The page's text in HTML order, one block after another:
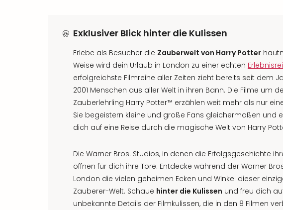
Exklusiver Blick hinter die Kulissen
Erlebe als Besucher die Zauberwelt von Harry Potter
Weise wird dein Urlaub in London zu einer echten
erfolgreichste Filmreihe aller Zeiten zieht bereits seit dem
2001 Menschen aus aller Welt in ihren Bann. Die Filme um
Zauberlehrling Harry Potter™ erzählen weit mehr als nur
Sie begeistern kleine und große Fans gleichermaßen und
dich auf eine Reise durch die magische Welt von Harry
Die Warner Bros. Studios, in denen die Erfolgsgeschichte
öffnen für dich ihre Tore. Entdecke während der Warner
London die vielen geheimen Ecken und Winkel dieser
Zauberer-Welt. Schaue hinter die Kulissen und freu dich
unbekannte Details der Filmkulissen, die in den 8 Filmen